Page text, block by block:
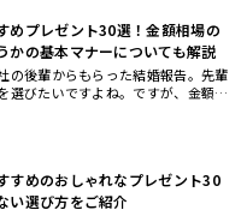
めプレゼント30選！金額相場の
かの基本マナーについても解説
の後輩からもらった結婚報告。先輩
選びたいですよね。ですが、金額相
すめのおしゃれなプレゼント30
い選び方をご紹介